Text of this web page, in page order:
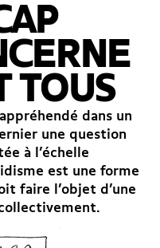
TOUS
dans un
une question
à l’échelle
est une forme
faire l’objet d’une